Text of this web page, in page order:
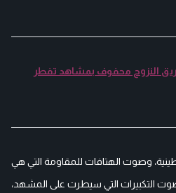
طريق النزوح محفوف بمشاهد تفطر
وصوت الهتافات للمقاومة التي هي
التكبيرات التي سيطرت على المشهد،